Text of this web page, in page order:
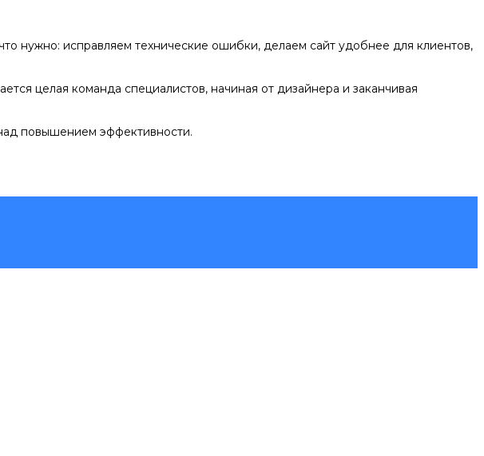
нужно: исправляем технические ошибки, делаем сайт удобнее для клиентов,
целая команда специалистов, начиная от дизайнера и заканчивая
повышением эффективности.